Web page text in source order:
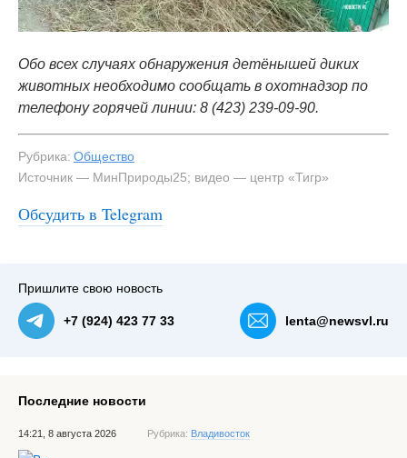
Обо всех случаях обнаружения детёнышей диких
животных необходимо сообщать в охотнадзор по
телефону горячей линии: 8 (423) 239-09-90.
Рубрика: Общество
Источник — МинПрироды25; видео — центр «Тигр»
Обсудить в Telegram
#1Фото: МинПрироды25 — NewsVL.ru
Пришлите свою новость
+7 (924) 423 77 33 lenta@newsvl.ru
Последние новости
14:21, 8 августа 2026 Рубрика: Владивосток